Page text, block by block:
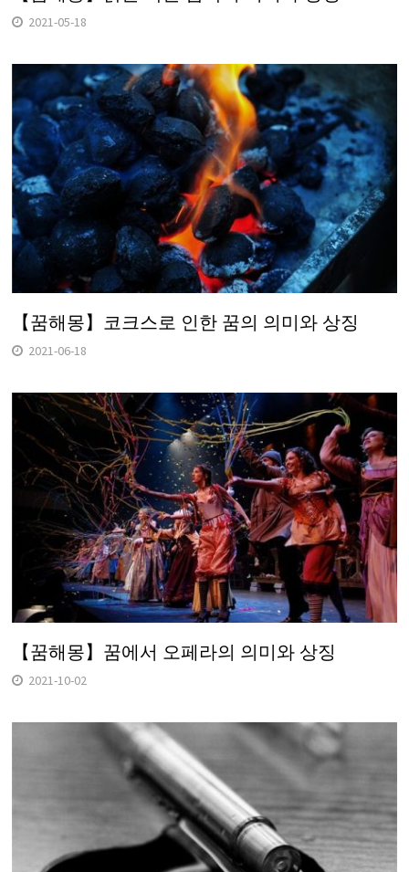
2021-05-18
【꿈해몽】코크스로 인한 꿈의 의미와 상징
2021-06-18
【꿈해몽】꿈에서 오페라의 의미와 상징
2021-10-02